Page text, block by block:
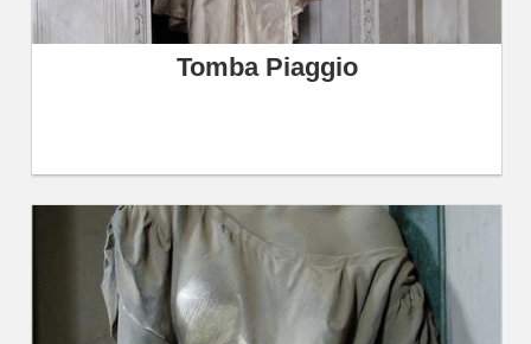
Tomba Piaggio